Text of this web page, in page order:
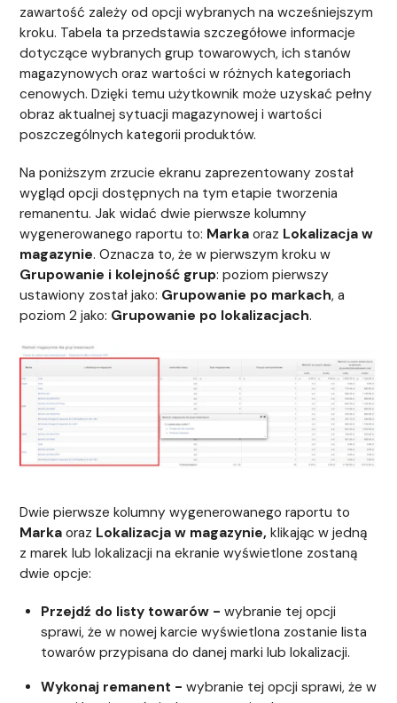
zawartość zależy od opcji wybranych na wcześniejszym
kroku. Tabela ta przedstawia szczegółowe informacje
dotyczące wybranych grup towarowych, ich stanów
magazynowych oraz wartości w różnych kategoriach
cenowych. Dzięki temu użytkownik może uzyskać pełny
obraz aktualnej sytuacji magazynowej i wartości
poszczególnych kategorii produktów.
Na poniższym zrzucie ekranu zaprezentowany został
wygląd opcji dostępnych na tym etapie tworzenia
remanentu. Jak widać dwie pierwsze kolumny
wygenerowanego raportu to: Markaoraz Lokalizacja w
magazynie. Oznacza to, że w pierwszym kroku w
Grupowanie i kolejność grup: poziom pierwszy
ustawiony został jako: Grupowanie po markach, a
poziom 2 jako: Grupowanie po lokalizacjach.
Dwie pierwsze kolumny wygenerowanego raportu to
Markaoraz Lokalizacja w magazynie,klikając w jedną
z marek lub lokalizacji na ekranie wyświetlone zostaną
dwie opcje:
Przejdź do listy towarów - wybranie tej opcji
sprawi, że w nowej karcie wyświetlona zostanie lista
towarów przypisana do danej marki lub lokalizacji.
Wykonaj remanent - wybranie tej opcji sprawi, że w